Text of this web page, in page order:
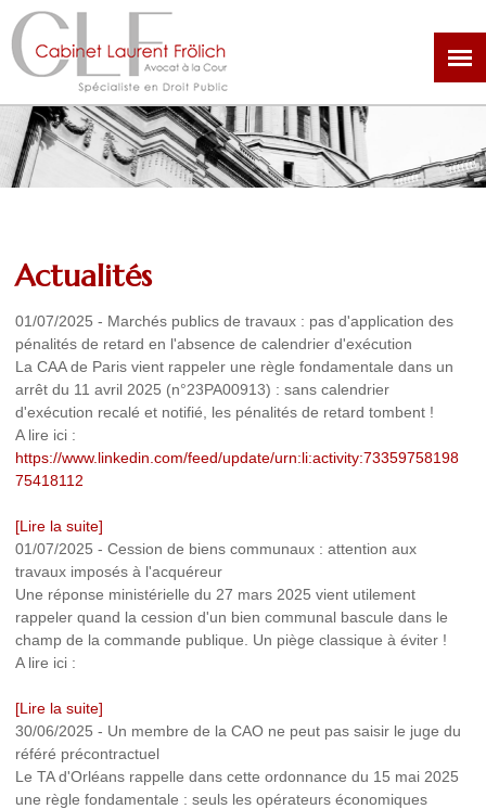
Aller
au
contenu
principal
Actualités
01/07/2025 - Marchés publics de travaux : pas d'application des
pénalités de retard en l'absence de calendrier d'exécution
La CAA de Paris vient rappeler une règle fondamentale dans un
arrêt du 11 avril 2025 (n°23PA00913) : sans calendrier
d'exécution recalé et notifié, les pénalités de retard tombent !
A lire ici :
https://www.linkedin.com/feed/update/urn:li:activity:73359758198
75418112
[Lire la suite]
01/07/2025 - Cession de biens communaux : attention aux
travaux imposés à l'acquéreur
Une réponse ministérielle du 27 mars 2025 vient utilement
rappeler quand la cession d'un bien communal bascule dans le
champ de la commande publique. Un piège classique à éviter !
A lire ici :
[Lire la suite]
30/06/2025 - Un membre de la CAO ne peut pas saisir le juge du
référé précontractuel
Le TA d'Orléans rappelle dans cette ordonnance du 15 mai 2025
une règle fondamentale : seuls les opérateurs économiques